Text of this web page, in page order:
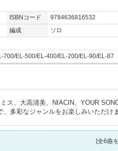
ISBNコード
9784636816532
編成
ソロ
700/EL-500/EL-400/EL-200/EL-90/EL-87
ス、大高清美、NIACIN、YOUR
多彩なジャンルをお楽しみいただけ
[全6曲